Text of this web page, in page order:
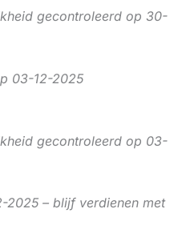
gecontroleerd op 30-
03-12-2025
gecontroleerd op 03-
2025 – blijf verdienen met